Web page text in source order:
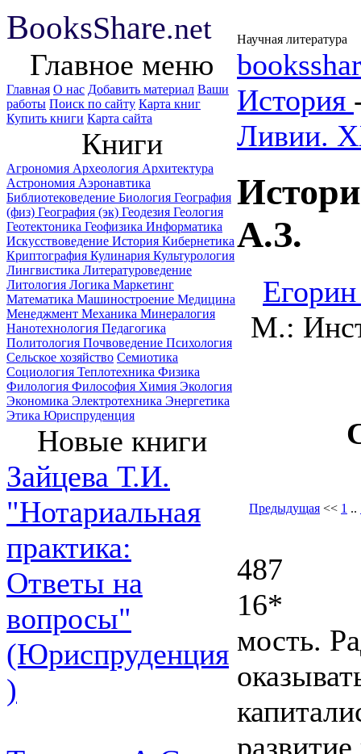
BooksShare.net Научная литература
Главное меню
Главная О нас Добавить материал Ваши
работы Поиск по сайту Карта книг
Купить книги Карта сайта
Книги
Агрономия Археология Архитектура
Астрономия Аэронавтика
Библиотековедение Биология География
(физ) География (эк) Геодезия Геология
Геотектоника Геофизика Информатика
Искусствоведение История Кибернетика
Криптография Кулинария Культурология
Лингвистика Литературоведение
Литология Логика Маркетинг
Математика Машиностроение Медицина
Менеджмент Механика Минералогия
Нанотехнология Педагогика
Политология Почвоведение Психология
Сельское хозяйство Семиотика
Социология Теплотехника Физика
Филология Философия Химия Экология
Экономика Электротехника Энергетика
Этика Юриспруденция
Новые книги
Зайцева Т.И.
"Нотариальная
практика:
Ответы на
вопросы"
(Юриспруденция
)
История
Ливии.
А.З.
М.:
Предыдущая << 1 ..
487
16*
мость.